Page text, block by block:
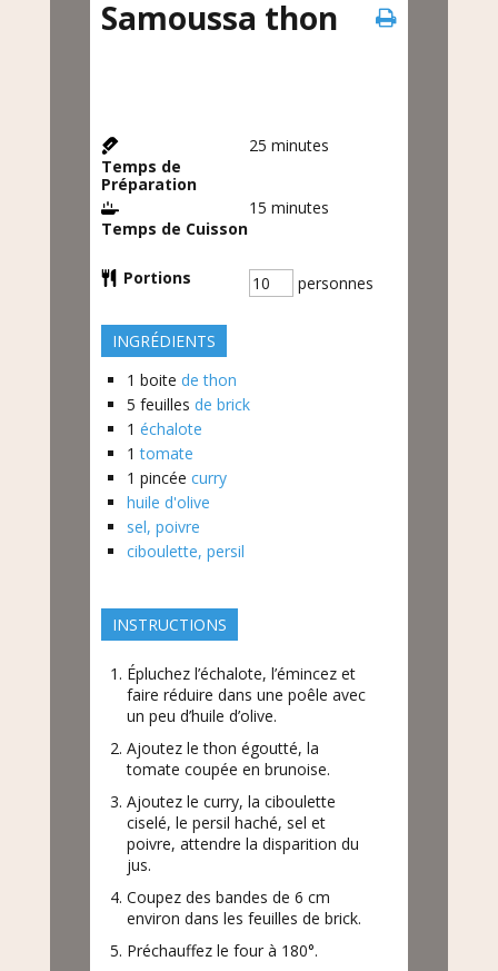
Samoussa thon
Temps de
Préparation
25 minutes
Temps de Cuisson
15 minutes
Portions personnes
INGRÉDIENTS
1 boite de thon
5 feuilles de brick
1 échalote
1 tomate
1 pincée curry
huile d'olive
sel, poivre
ciboulette, persil
INSTRUCTIONS
Épluchez l’échalote, l’émincez et
faire réduire dans une poêle avec
un peu d’huile d’olive.
Ajoutez le thon égoutté, la
tomate coupée en brunoise.
Ajoutez le curry, la ciboulette
ciselé, le persil haché, sel et
poivre, attendre la disparition du
jus.
Coupez des bandes de 6 cm
environ dans les feuilles de brick.
Préchauffez le four à 180°.